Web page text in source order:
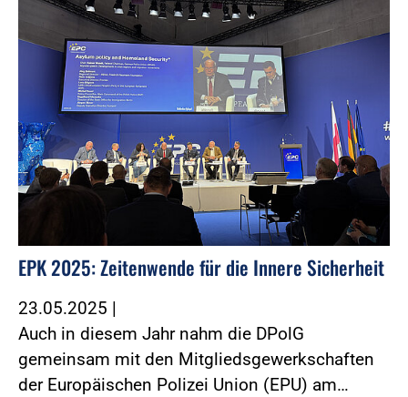
EPK 2025: Zeitenwende für die Innere Sicherheit
23.05.2025 |
Auch in diesem Jahr nahm die DPolG
gemeinsam mit den Mitgliedsgewerkschaften
der Europäischen Polizei Union (EPU) am…